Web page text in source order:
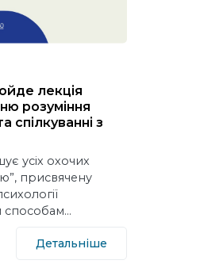
лекція
розуміння
спілкуванні з
усіх охочих
присвячену
способам…
Детальніше